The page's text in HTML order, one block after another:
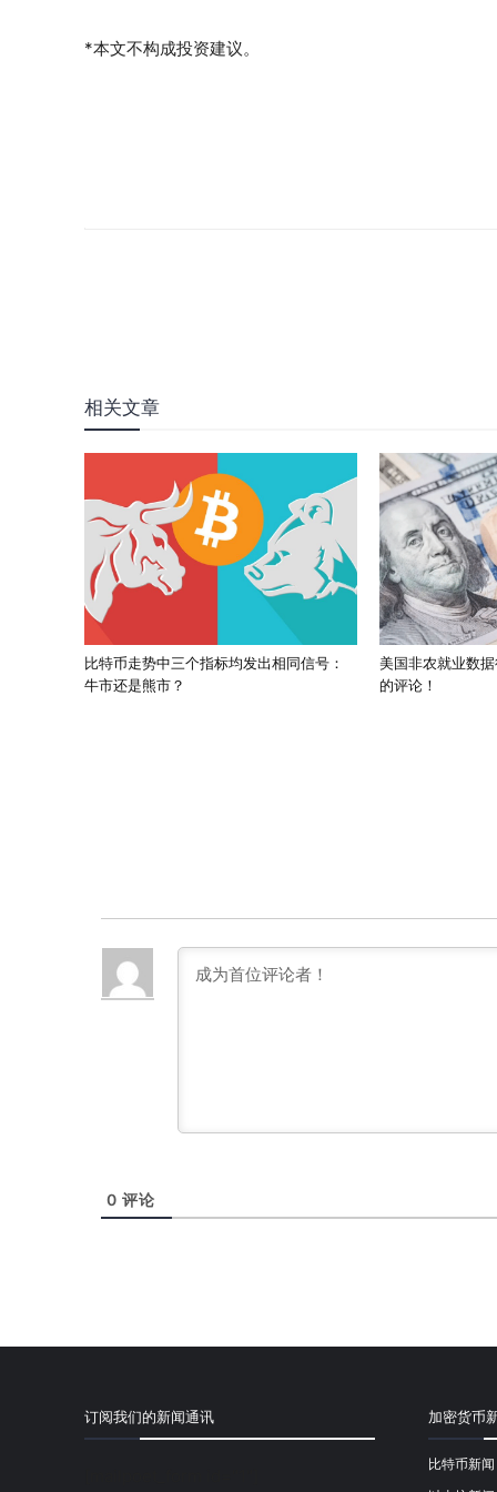
*本文不构成投资建议。
相关文章
比特币走势中三个指标均发出相同信号：
牛市还是熊市？
美国非农就业数
的评论！
0 评论
订阅我们的新闻通讯 加密货币
比特币新闻